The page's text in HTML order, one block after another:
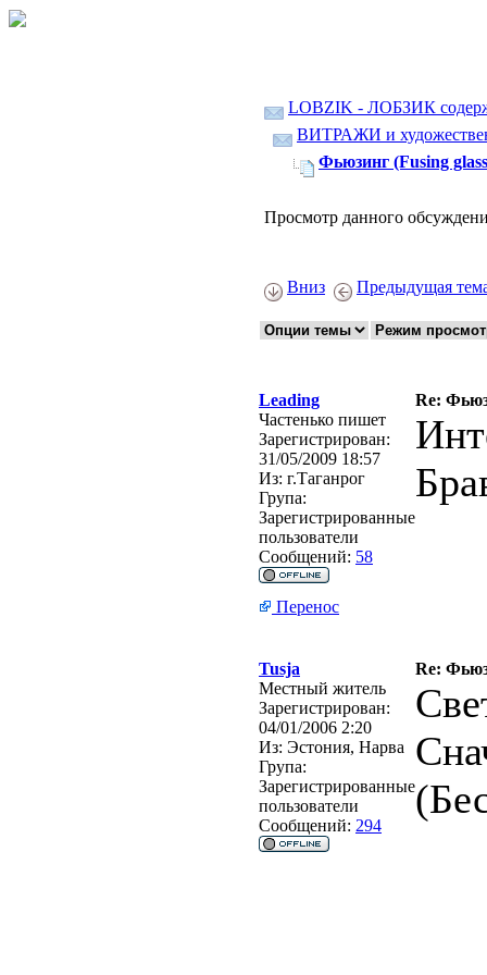
LOBZIK - ЛОБЗИК
ВИТРАЖИ и
Фьюзинг (Fusing
Просмотр данного
Вниз Предыдущая
Leading
Re:
Частенько пишет
Зарегистрирован:
31/05/2009 18:57
Из: г.Таганрог
Група:
Зарегистрированные
пользователи
Сообщений: 58
Перенос
Tusja
Re:
Местный житель
Зарегистрирован:
04/01/2006 2:20
Из: Эстония, Нарва
Група:
Зарегистрированные
пользователи
Сообщений: 294